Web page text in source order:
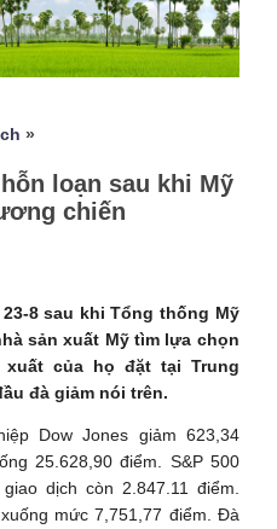
»
loạn sau khi Mỹ
chiến
8 sau khi Tổng thống Mỹ
sản xuất Mỹ tìm lựa chọn
của họ đặt tại Trung
đà giảm nói trên.
Dow Jones giảm 623,34
25.628,90 điểm. S&P 500
dịch còn 2.847.11 điểm.
mức 7,751,77 điểm. Đà